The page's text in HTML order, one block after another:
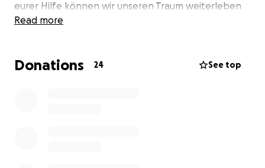
eurer Hilfe können wir unseren Traum weiterleben
und gemeinsam auf höchstem Niveau agieren.
Read more
Donations 24 See top